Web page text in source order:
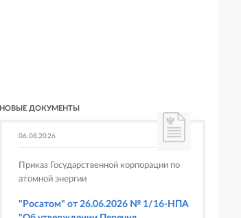
НОВЫЕ ДОКУМЕНТЫ
06.08.2026
Приказ Государственной корпорации по
атомной энергии
"Росатом" от 26.06.2026 № 1/16-НПА